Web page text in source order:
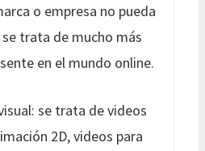
o empresa no pueda
trata de mucho más
en el mundo online.
se trata de videos
2D, videos para